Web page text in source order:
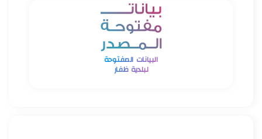
البيانات المفتوحة
لبلدية ظفار